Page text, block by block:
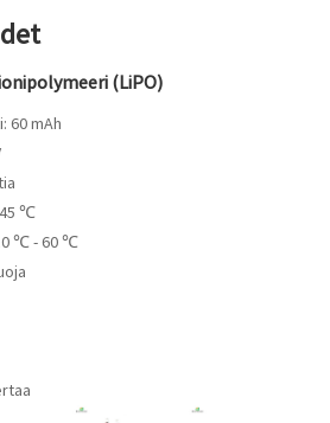
(LiPO)
60 mAh
℃
℃ - 60 ℃